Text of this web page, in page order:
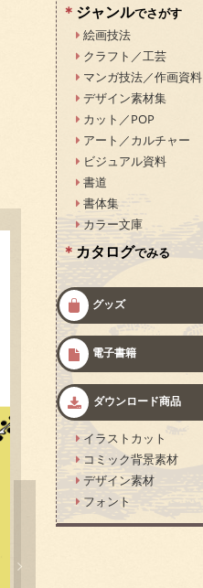
ジャンルでさがす
絵画技法
クラフト／工芸
マンガ技法／作画資料
デザイン素材集
カット／POP
アート／カルチャー
ビジュアル資料
書道
書体集
カラー文庫
カタログでみる
グッズ
電子書籍
ダウンロード商品
イラストカット
コミック背景素材
デザイン素材
フォント